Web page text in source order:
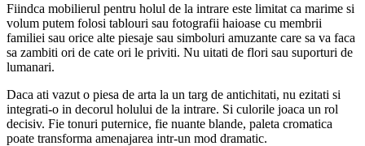
Fiindca mobilierul pentru holul de la intrare este limitat ca marime si
volum putem folosi tablouri sau fotografii haioase cu membrii
familiei sau orice alte piesaje sau simboluri amuzante care sa va faca
sa zambiti ori de cate ori le priviti. Nu uitati de flori sau suporturi de
lumanari.
Daca ati vazut o piesa de arta la un targ de antichitati, nu ezitati si
integrati-o in decorul holului de la intrare. Si culorile joaca un rol
decisiv. Fie tonuri puternice, fie nuante blande, paleta cromatica
poate transforma amenajarea intr-un mod dramatic.